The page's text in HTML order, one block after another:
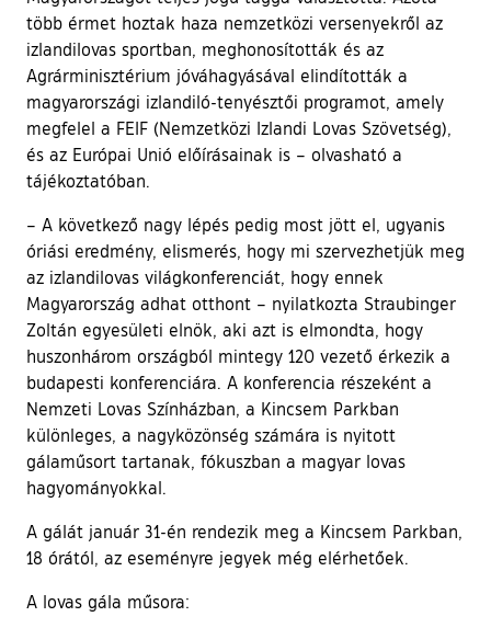
több érmet hoztak haza nemzetközi versenyekről az
izlandilovas sportban, meghonosították és az
Agrárminisztérium jóváhagyásával elindították a
magyarországi izlandiló-tenyésztői programot, amely
megfelel a FEIF (Nemzetközi Izlandi Lovas Szövetség),
és az Európai Unió előírásainak is – olvasható a
tájékoztatóban.
– A következő nagy lépés pedig most jött el, ugyanis
óriási eredmény, elismerés, hogy mi szervezhetjük meg
az izlandilovas világkonferenciát, hogy ennek
Magyarország adhat otthont – nyilatkozta Straubinger
Zoltán egyesületi elnök, aki azt is elmondta, hogy
huszonhárom országból mintegy 120 vezető érkezik a
budapesti konferenciára. A konferencia részeként a
Nemzeti Lovas Színházban, a Kincsem Parkban
különleges, a nagyközönség számára is nyitott
gálaműsort tartanak, fókuszban a magyar lovas
hagyományokkal.
A gálát január 31-én rendezik meg a Kincsem Parkban,
18 órától, az eseményre jegyek még elérhetőek.
A lovas gála műsora: